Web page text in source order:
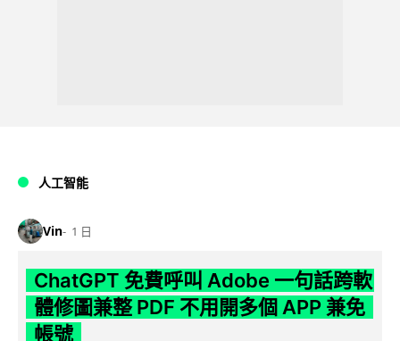
人工智能
Vin 1 日
ChatGPT 免費呼叫 Adobe 一句話跨軟
體修圖兼整 PDF 不用開多個 APP 兼免
帳號